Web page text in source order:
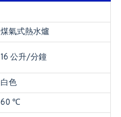
煤氣式熱水爐
16 公升/分鐘
白色
60 ℃